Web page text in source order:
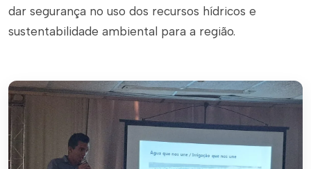
dar segurança no uso dos recursos hídricos e
sustentabilidade ambiental para a região.